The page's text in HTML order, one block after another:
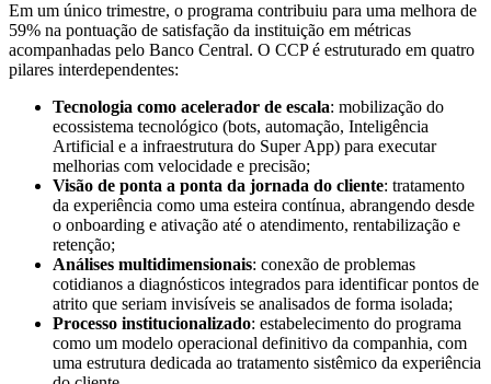
Em um único trimestre, o programa contribuiu para uma melhora de
59% na pontuação de satisfação da instituição em métricas
acompanhadas pelo Banco Central. O CCP é estruturado em quatro
pilares interdependentes:
Tecnologia como acelerador de escala: mobilização do
ecossistema tecnológico (bots, automação, Inteligência
Artificial e a infraestrutura do Super App) para executar
melhorias com velocidade e precisão;
Visão de ponta a ponta da jornada do cliente: tratamento
da experiência como uma esteira contínua, abrangendo desde
o onboarding e ativação até o atendimento, rentabilização e
retenção;
Análises multidimensionais: conexão de problemas
cotidianos a diagnósticos integrados para identificar pontos de
atrito que seriam invisíveis se analisados de forma isolada;
Processo institucionalizado: estabelecimento do programa
como um modelo operacional definitivo da companhia, com
uma estrutura dedicada ao tratamento sistêmico da experiência